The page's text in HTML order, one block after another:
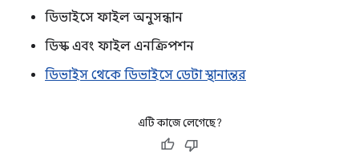
ডিভাইসে ফাইল অনুসন্ধান
ডিস্ক এবং ফাইল এনক্রিপশন
ডিভাইস থেকে ডিভাইসে ডেটা স্থানান্তর
এটি কাজে লেগেছে?